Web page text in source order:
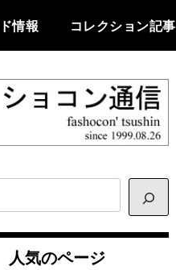
情報 コレクション記事
ョコン通
の観点からファッション
を分析するファッション
人気のページ